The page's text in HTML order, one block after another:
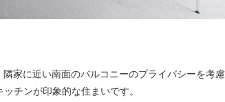
家に近い南面のバルコニーのプライバシーを考慮
チンが印象的な住まいです。